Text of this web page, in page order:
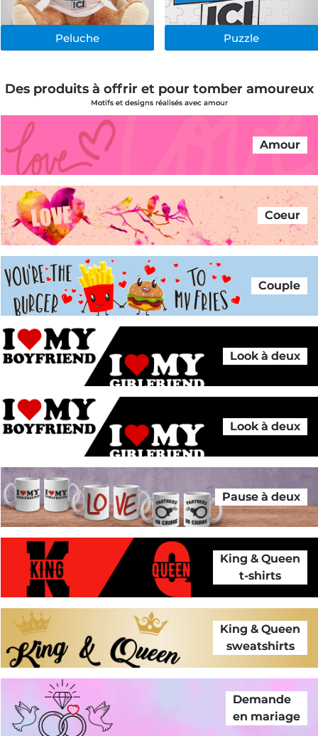
Peluche Puzzle
Des produits à offrir et pour tomber amoureux
Motifs et designs réalisés avec amour
Couple
Amour
Coeur
Look à deux
King & Queen
t-shirts
Demande
en mariage
King & Queen
sweatshirts
Pause à deux
Look à deux